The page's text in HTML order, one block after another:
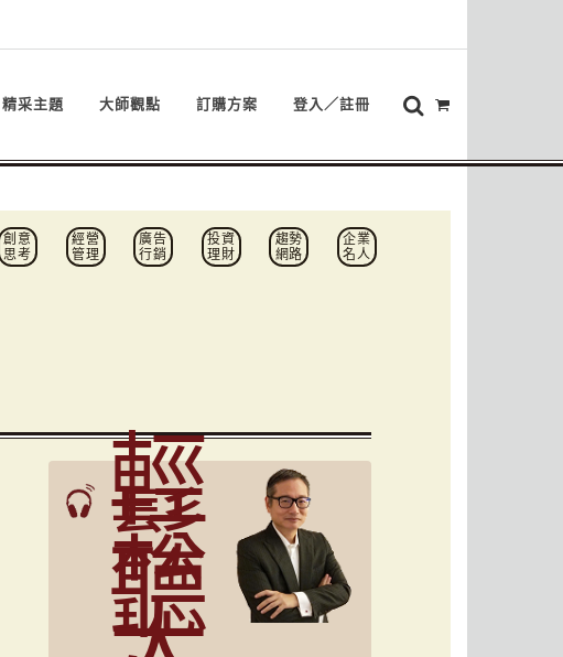
精采主題 大師觀點 訂購方案 登入／註冊
創意
思考
經營
管理
廣告
行銷
投資
理財
趨勢
網路
企業
名人
輕
鬆
聽